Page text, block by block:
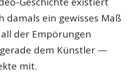
damals ein gewisses Maß
der Empörungen
dem Künstler —
mit.